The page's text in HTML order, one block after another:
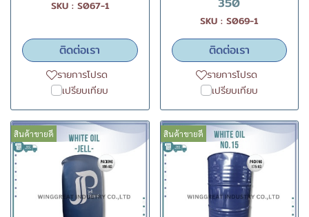
SKU : S067-1
ติดต่อเรา
รายการโปรด
เปรียบเทียบ
SKU : S069-1
ติดต่อเรา
รายการโปรด
เปรียบเทียบ
สินค้าขายดี สินค้าขายดี